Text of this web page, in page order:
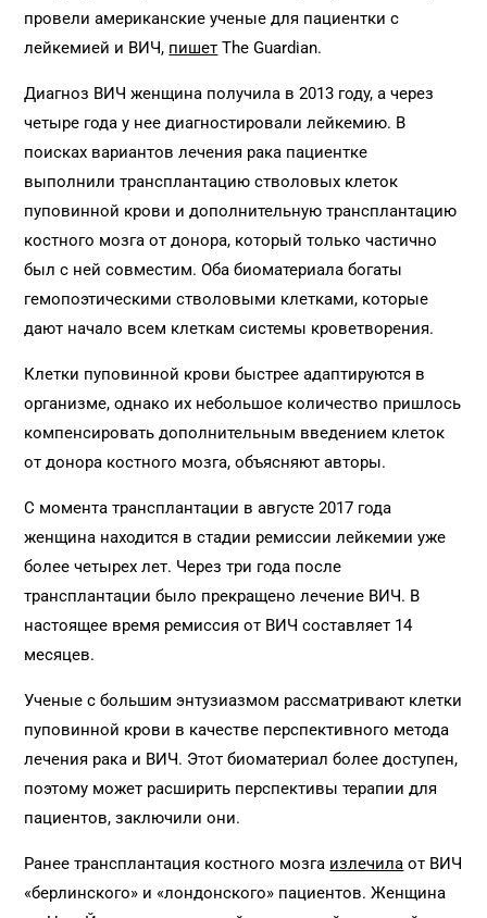
провели американские ученые для пациентки с
лейкемией и ВИЧ, пишет The Guardian.
Диагноз ВИЧ женщина получила в 2013 году, а через
четыре года у нее диагностировали лейкемию. В
поисках вариантов лечения рака пациентке
выполнили трансплантацию стволовых клеток
пуповинной крови и дополнительную трансплантацию
костного мозга от донора, который только частично
был с ней совместим. Оба биоматериала богаты
гемопоэтическими стволовыми клетками, которые
дают начало всем клеткам системы кроветворения.
Клетки пуповинной крови быстрее адаптируются в
организме, однако их небольшое количество пришлось
компенсировать дополнительным введением клеток
от донора костного мозга, объясняют авторы.
С момента трансплантации в августе 2017 года
женщина находится в стадии ремиссии лейкемии уже
более четырех лет. Через три года после
трансплантации было прекращено лечение ВИЧ. В
настоящее время ремиссия от ВИЧ составляет 14
месяцев.
Ученые с большим энтузиазмом рассматривают клетки
пуповинной крови в качестве перспективного метода
лечения рака и ВИЧ. Этот биоматериал более доступен,
поэтому может расширить перспективы терапии для
пациентов, заключили они.
Ранее трансплантация костного мозга излечила от ВИЧ
«берлинского» и «лондонского» пациентов. Женщина